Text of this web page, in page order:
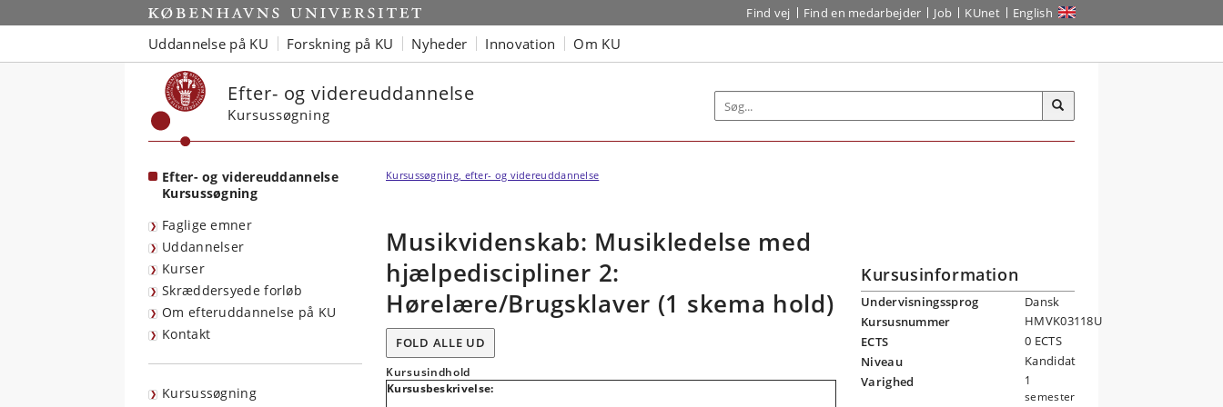
Start Find vej Find en medarbejder Job KUnet English
Uddannelse på KU Forskning på KU Nyheder Innovation Om KU
Efter- og videreuddannelse
Kursussøgning
Efter- og videreuddannelse
Kursussøgning
Faglige emner
Uddannelser
Kurser
Skræddersyede forløb
Om efteruddannelse på KU
Kontakt
Kursussøgning
Kursussøgning, efter- og videreuddannelse
Musikvidenskab: Musikledelse med
hjælpediscipliner 2:
Hørelære/Brugsklaver (1 skema hold)
FOLD ALLE UD
Kursusindhold
Kursusbeskrivelse:
Kursusinformation
Undervisningssprog
Dansk
Kursusnummer
HMVK03118U
ECTS
0 ECTS
Niveau
Kandidat
Varighed
1
semester